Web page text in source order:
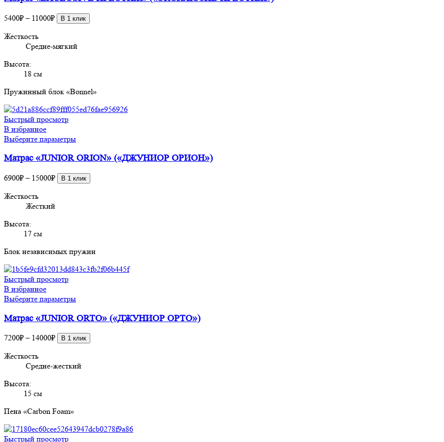
вариаций.
выбрать
5400₽ – 11000₽Диапазон
–
В 1 клик
Жесткость
Средне-мягкий
Высота:
18 см
Пружинный блок «Bonnel»
Быстрый просмотр
В избранное
Выберите параметрыЭтот
имеет
вариаций.
Матрас «JUNIOR ORION» («ДЖУНИОР ОРИОН»)
6900₽ – 15000₽Диапазон
–
В 1 клик
Жесткость
Жесткий
Высота:
17 см
Блок независимых пружин
Быстрый просмотр
В избранное
Выберите параметрыЭтот
имеет
вариаций.
выбрать
Матрас «JUNIOR ORTO» («ДЖУНИОР ОРТО»)
7200₽ – 14000₽Диапазон
–
В 1 клик
Жесткость
Средне-жесткий
Высота:
15 см
Пена «Carbon Foam»
Быстрый просмотр